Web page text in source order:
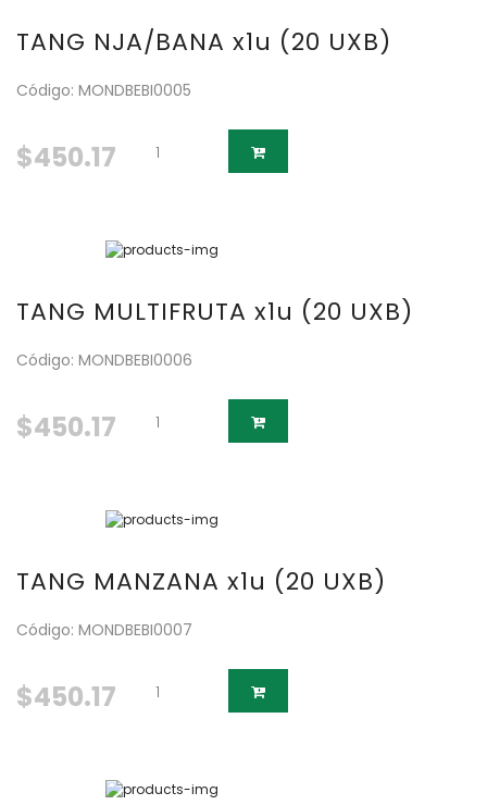
TANG NJA/BANA x1u (20 UXB)
Código: MONDBEBI0005
$450.17
TANG MULTIFRUTA x1u (20 UXB)
Código: MONDBEBI0006
$450.17
TANG MANZANA x1u (20 UXB)
Código: MONDBEBI0007
$450.17